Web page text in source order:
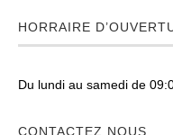
HORRAIRE
Du lundi au samedi de
CONTACTEZ NOUS